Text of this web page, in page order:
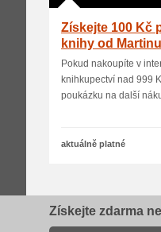
Získejte 100 Kč
knihy od
Pokud nakoupíte v
knihkupectví nad 999
poukázku na další
aktuálně platné
Získejte zdarma